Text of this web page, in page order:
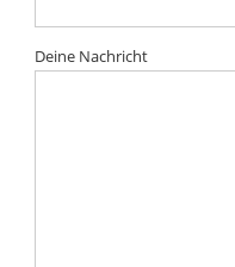
Deine Nachricht